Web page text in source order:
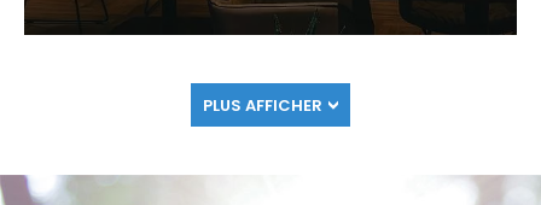
PLUS AFFICHER